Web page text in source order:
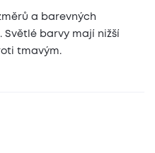
a barevných
Světlé barvy mají nižší
tmavým.